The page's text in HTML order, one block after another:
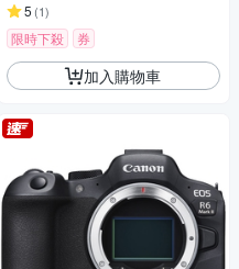
5 (1)
限時下殺 券
加入購物車